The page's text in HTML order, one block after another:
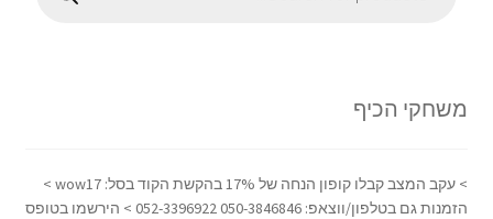
משחקי הכיף
> עקב המצב קבלו קופון הנחה של 17% בהקשת הקוד בסל: wow17 >
הזמנות גם בטלפון/ווצאפ: 050-3846846 052-3396922 > הירשמו בטופס